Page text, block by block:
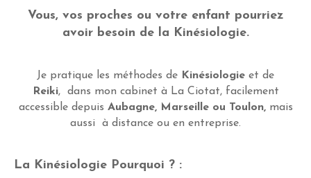
Vous, vos proches ou votre enfant pourriez
avoir besoin de la Kinésiologie.
Je pratique les méthodes de Kinésiologie et de
Reiki,
dans mon cabinet à La Ciotat, facilement
accessible depuis Aubagne, Marseille ou Toulon, mais
aussi à distance ou en entreprise.
La Kinésiologie Pourquoi ? :